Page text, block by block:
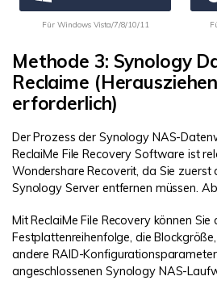
Für Windows Vista/7/8/10/11
Methode 3: Synology
Reclaime
erforderlich)
Der Prozess der Synology NAS-
ReclaiMe File Recovery Software ist
Wondershare Recoverit, da Sie zuerst
Synology Server entfernen müssen.
Mit ReclaiMe File Recovery können Sie
Festplattenreihenfolge, die
andere RAID-
angeschlossenen Synology NAS-